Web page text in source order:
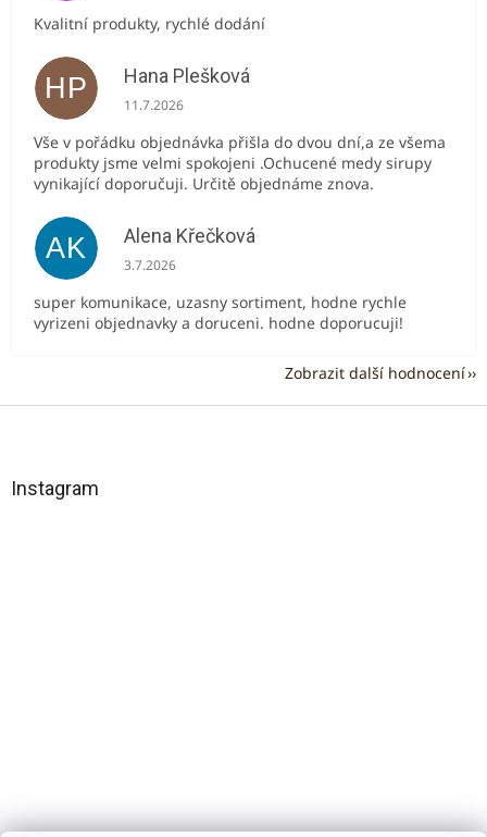
Kvalitní produkty, rychlé dodání
HP Hana Plešková
Hodnocení obchodu je 5 z 5 hvězdiček.
11.7.2026
Vše v pořádku objednávka přišla do dvou dní,a ze všema
produkty jsme velmi spokojeni .Ochucené medy sirupy
vynikající doporučuji. Určitě objednáme znova.
AK Alena Křečková
Hodnocení obchodu je 5 z 5 hvězdiček.
3.7.2026
super komunikace, uzasny sortiment, hodne rychle
vyrizeni objednavky a doruceni. hodne doporucuji!
Zobrazit další hodnocení
Instagram